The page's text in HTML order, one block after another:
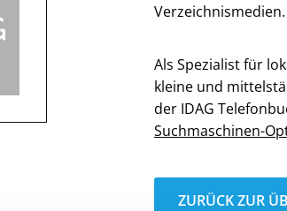
Verzeichnismedien.
Als Spezialist für
kleine und
der IDAG
Suchmaschinen-
ZURÜCK ZUR